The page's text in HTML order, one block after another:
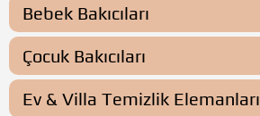
Bebek Bakıcıları
Çocuk Bakıcıları
Ev & Villa Temizlik Elemanları